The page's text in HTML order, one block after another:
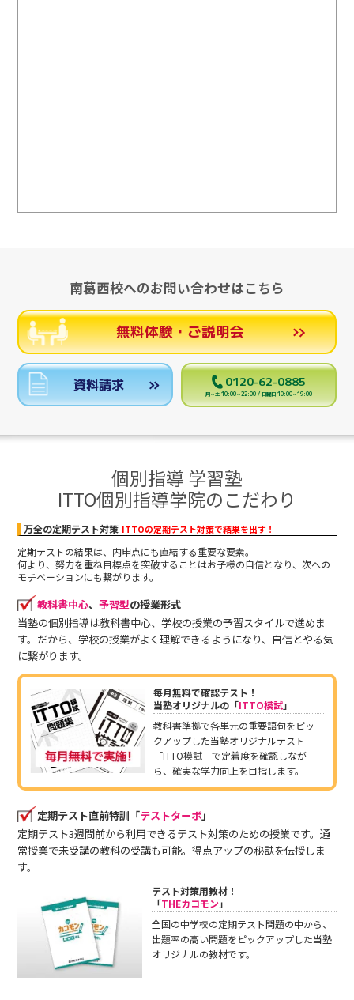
南葛西校へのお問い合わせはこちら
無料体験・ご説明会
資料請求 0120-62-0885
月～土 10:00～22:00 / 日曜日 10:00～19:00
個別指導 学習塾
ITTO個別指導学院のこだわり
万全の定期テスト対策 ITTOの定期テスト対策で結果を出す！
定期テストの結果は、内申点にも直結する重要な要素。
何より、努力を重ね目標点を突破することはお子様の自信となり、次への
モチベーションにも繋がります。
教科書中心、 予習型の授業形式
当塾の個別指導は教科書中心、学校の授業の予習スタイルで進めま
す。だから、学校の授業がよく理解できるようになり、自信とやる気
に繋がります。
毎月無料で確認テスト！
当塾オリジナルの「ITTO模試」
教科書準拠で各単元の重要語句をピッ
クアップした当塾オリジナルテスト
「ITTO模試」で定着度を確認しなが
ら、確実な学力向上を目指します。
定期テスト直前特訓「テストターボ」
定期テスト3週間前から利用できるテスト対策のための授業です。通
常授業で未受講の教科の受講も可能。得点アップの秘訣を伝授しま
す。
テスト対策用教材！
「THEカコモン」
全国の中学校の定期テスト問題の中から、
出題率の高い問題をピックアップした当塾
オリジナルの教材です。